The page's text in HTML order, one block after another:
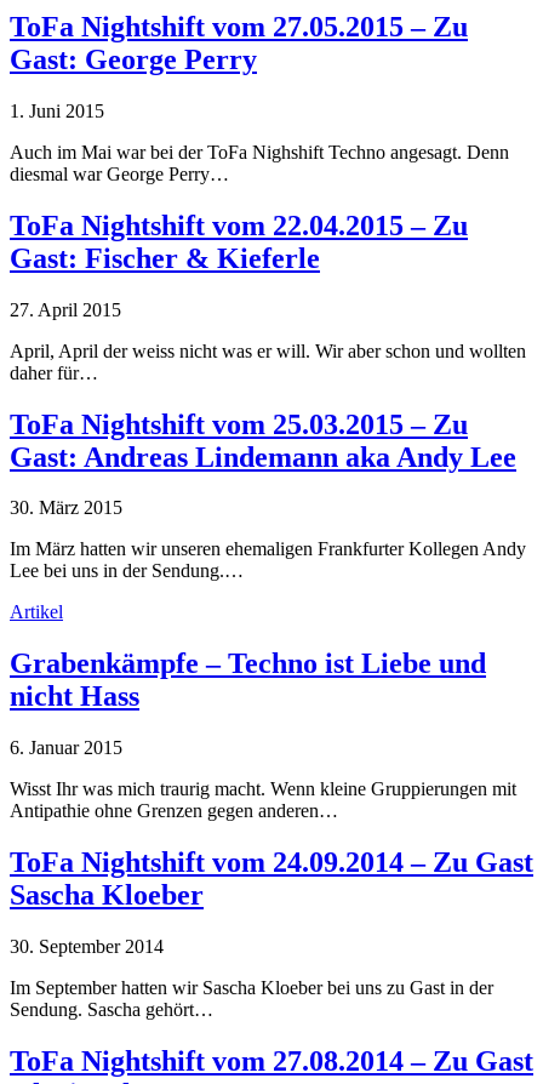
ToFa Nightshift vom 27.05.2015 – Zu
Gast: George Perry
1. Juni 2015
Auch im Mai war bei der ToFa Nighshift Techno angesagt. Denn
diesmal war George Perry…
ToFa Nightshift vom 22.04.2015 – Zu
Gast: Fischer & Kieferle
27. April 2015
April, April der weiss nicht was er will. Wir aber schon und wollten
daher für…
ToFa Nightshift vom 25.03.2015 – Zu
Gast: Andreas Lindemann aka Andy Lee
30. März 2015
Im März hatten wir unseren ehemaligen Frankfurter Kollegen Andy
Lee bei uns in der Sendung.…
Artikel
Grabenkämpfe – Techno ist Liebe und
nicht Hass
6. Januar 2015
Wisst Ihr was mich traurig macht. Wenn kleine Gruppierungen mit
Antipathie ohne Grenzen gegen anderen…
ToFa Nightshift vom 24.09.2014 – Zu Gast
Sascha Kloeber
30. September 2014
Im September hatten wir Sascha Kloeber bei uns zu Gast in der
Sendung. Sascha gehört…
ToFa Nightshift vom 27.08.2014 – Zu Gast